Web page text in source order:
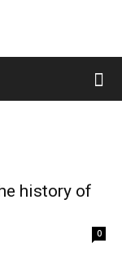
history of
0